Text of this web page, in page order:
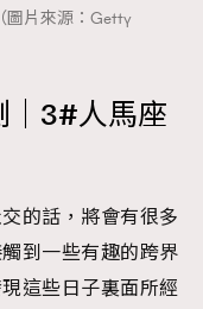
圖片來源：Getty
｜3#人馬座
的話，將會有很多
到一些有趣的跨界
這些日子裏面所經